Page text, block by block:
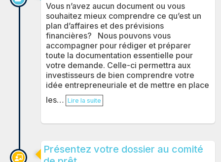
Vous n’avez aucun document ou vous
souhaitez mieux comprendre ce qu’est un
plan d’affaires et des prévisions
financières? Nous pouvons vous
accompagner pour rédiger et préparer
toute la documentation essentielle pour
votre demande. Celle-ci permettra aux
investisseurs de bien comprendre votre
idée entrepreneuriale et de mettre en place
les… Lire la suite
Présentez votre dossier au comité